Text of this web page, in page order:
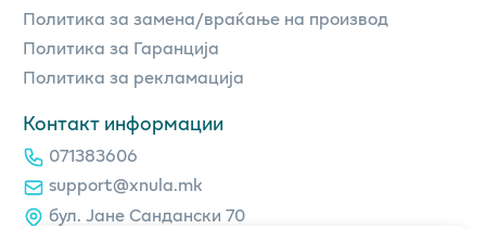
Политика за замена/враќање на производ
Политика за Гаранција
Политика за рекламација
Контакт информации
071383606
support@xnula.mk
бул. Јане Сандански 70